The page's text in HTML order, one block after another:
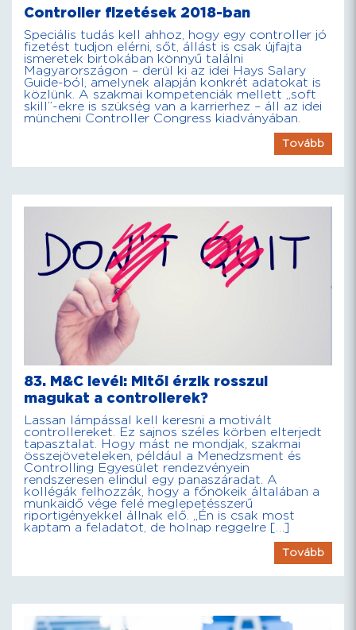
Controller fizetések 2018-ban
Speciális tudás kell ahhoz, hogy egy controller jó
fizetést tudjon elérni, sőt, állást is csak újfajta
ismeretek birtokában könnyű találni
Magyarországon – derül ki az idei Hays Salary
Guide-ból, amelynek alapján konkrét adatokat is
közlünk. A szakmai kompetenciák mellett „soft
skill”-ekre is szükség van a karrierhez – áll az idei
müncheni Controller Congress kiadványában.
Tovább
83. M&C levél: Mitől érzik rosszul
magukat a controllerek?
Lassan lámpással kell keresni a motivált
controllereket. Ez sajnos széles körben elterjedt
tapasztalat. Hogy mást ne mondjak, szakmai
összejöveteleken, például a Menedzsment és
Controlling Egyesület rendezvényein
rendszeresen elindul egy panaszáradat. A
kollégák felhozzák, hogy a főnökeik általában a
munkaidő vége felé meglepetésszerű
riportigényekkel állnak elő. „Én is csak most
kaptam a feladatot, de holnap reggelre […]
Tovább